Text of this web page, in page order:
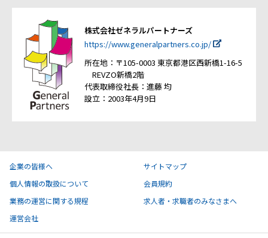
株式会社ゼネラルパートナーズ
https://www.generalpartners.co.jp/
所在地：〒105-0003 東京都港区西新橋1-16-5
REVZO新橋2階
代表取締役社長：進藤 均
設立：2003年4月9日
企業の皆様へ
サイトマップ
個人情報の取扱について
会員規約
業務の運営に関する規程
求人者・求職者のみなさまへ
運営会社